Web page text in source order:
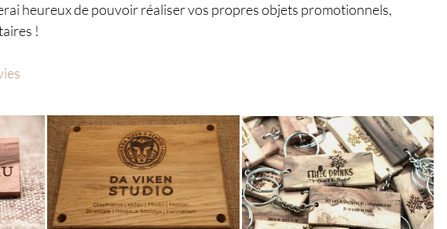
heureux de pouvoir réaliser vos propres objets promotionnels,
!